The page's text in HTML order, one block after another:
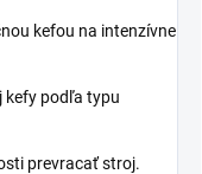
kefou na intenzívne
kefy podľa typu
prevracať stroj.